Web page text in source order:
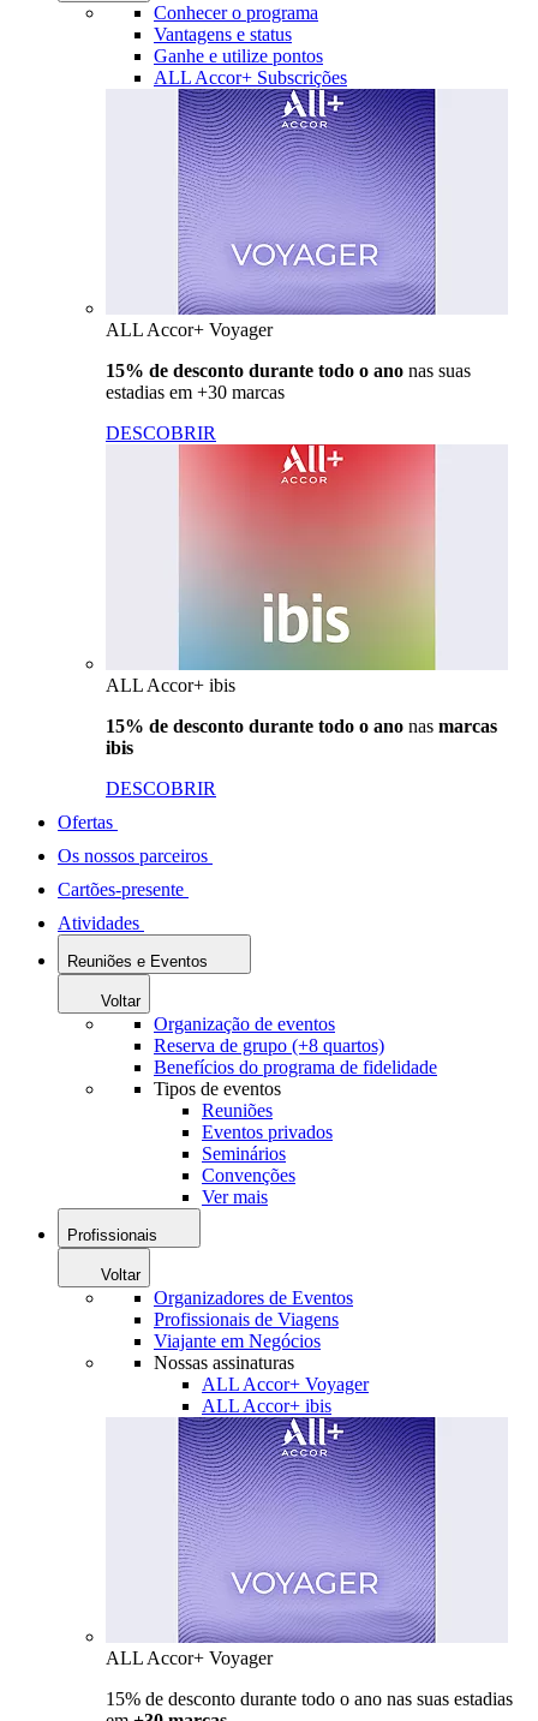
Conhecer o programa
Vantagens e status
Ganhe e utilize pontos
ALL Accor+ Subscrições
ALL Accor+ Voyager
15% de desconto durante todo o ano nas suas
estadias em +30 marcas
DESCOBRIR
ALL Accor+ ibis
15% de desconto durante todo o ano nas marcas
ibis
DESCOBRIR
Ofertas
Os nossos parceiros
Cartões-presente
Atividades
Reuniões e Eventos
Voltar
Organização de eventos
Reserva de grupo (+8 quartos)
Benefícios do programa de fidelidade
Tipos de eventos
Reuniões
Eventos privados
Seminários
Convenções
Ver mais
Profissionais
Voltar
Organizadores de Eventos
Profissionais de Viagens
Viajante em Negócios
Nossas assinaturas
ALL Accor+ Voyager
ALL Accor+ ibis
ALL Accor+ Voyager
15% de desconto durante todo o ano nas suas estadias